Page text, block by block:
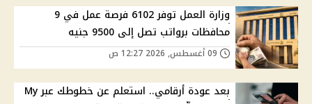
وزارة العمل توفر 6102 فرصة عمل في 9
محافظات برواتب تصل إلى 9500 جنيه
بعد عودة أرقامي.. استعلم عن خطوطك عبر My